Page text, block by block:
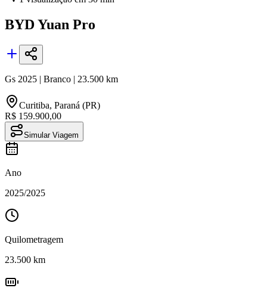
BYDYuan Pro
Gs 2025 | Branco | 23.500 km
Curitiba, Paraná (PR)
R$ 159.900,00
Simular Viagem
Ano
2025/2025
Quilometragem
23.500 km